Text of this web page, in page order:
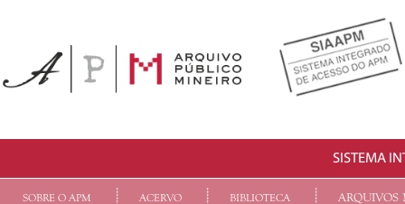
SISTEMA
SOBRE O APM ACERVO BIBLIOTECA ARQUIVOS